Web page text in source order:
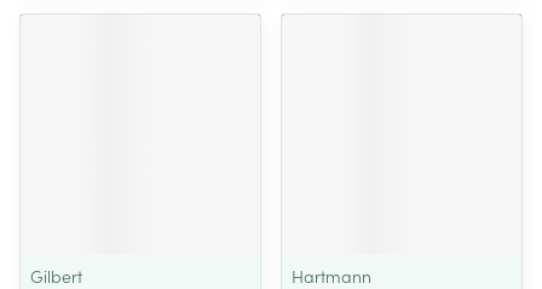
Gilbert
Hartmann